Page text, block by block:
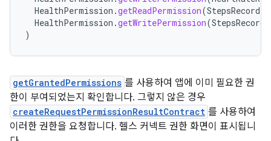
HealthPermission .getReadPermission(StepsRecord
HealthPermission .getWritePermission(StepsRecord
)
getGrantedPermissions 를 사용하여 앱에 이미 필요한 권
한이 부여되었는지 확인합니다. 그렇지 않은 경우
createRequestPermissionResultContract 를 사용하여
이러한 권한을 요청합니다. 헬스 커넥트 권한 화면이 표시됩니